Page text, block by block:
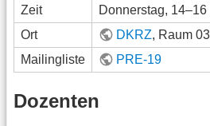
Zeit
Donnerstag, 14–16
Ort
DKRZ, Raum
Mailingliste
PRE-19
Dozenten